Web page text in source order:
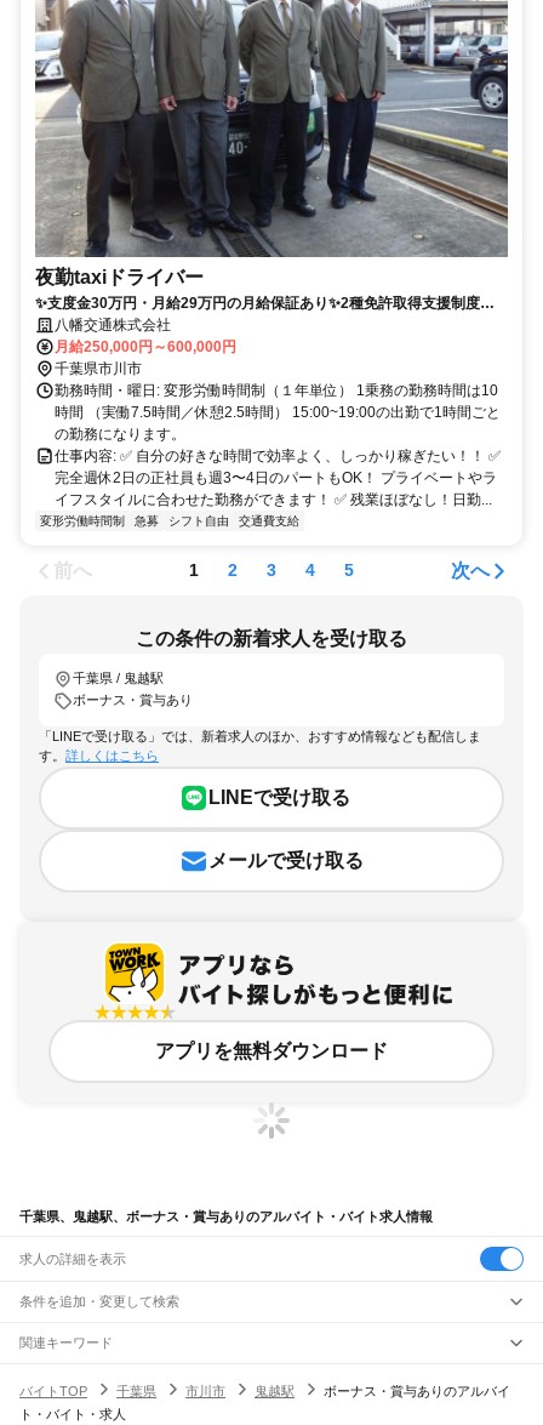
夜勤taxiドライバー
✨支度金30万円・月給29万円の月給保証あり✨2種免許取得支援制度も
あるので未経験者も安心スタート！
八幡交通株式会社
月給250,000円～600,000円
千葉県市川市
勤務時間・曜日: 変形労働時間制（１年単位） 1乗務の勤務時間は10
時間 （実働7.5時間／休憩2.5時間） 15:00~19:00の出勤で1時間ごと
の勤務になります。
仕事内容: ✅ 自分の好きな時間で効率よく、しっかり稼ぎたい！！ ✅
完全週休2日の正社員も週3〜4日のパートもOK！ プライベートやラ
イフスタイルに合わせた勤務ができます！ ✅ 残業ほぼなし！日勤...
変形労働時間制 急募 シフト自由 交通費支給
前へ 1 2 3 4 5 次へ
この条件の新着求人を受け取る
千葉県 / 鬼越駅
ボーナス・賞与あり
「LINEで受け取る」では、新着求人のほか、おすすめ情報なども配信しま
す。 詳しくはこちら
LINEで受け取る
メールで受け取る
アプリを無料ダウンロード
千葉県、鬼越駅、ボーナス・賞与ありのアルバイト・バイト求人情報
求人の詳細を表示
条件を追加・変更して検索
市区町村を追加・変更
千葉県すべて
千葉市 すべて
駅を追加・変更
関連キーワード
バイトTOP
千葉県 市川市 鬼越駅
ボーナス・賞与ありのアルバイ
ト・バイト・求人